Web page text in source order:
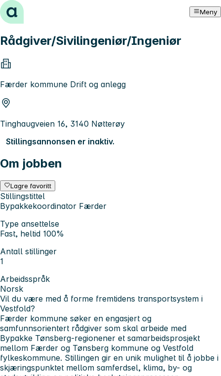
Hopp til innhold Meny
Rådgiver/Sivilingeniør/Ingeniør
Færder kommune Drift og anlegg
Tinghaugveien 16, 3140 Nøtterøy
Stillingsannonsen er inaktiv.
Om jobben
Lagre favoritt
Stillingstittel
Bypakkekoordinator Færder
Type ansettelse
Fast, heltid 100%
Antall stillinger
1
Arbeidsspråk
Norsk
Vil du være med å forme fremtidens transportsystem i
Vestfold?
Færder kommune søker en engasjert og
samfunnsorientert rådgiver som skal arbeide med
Bypakke Tønsberg-regionener et samarbeidsprosjekt
mellom Færder og Tønsberg kommune og Vestfold
fylkeskommune. Stillingen gir en unik mulighet til å jobbe i
skjæringspunktet mellom samferdsel, klima, by- og